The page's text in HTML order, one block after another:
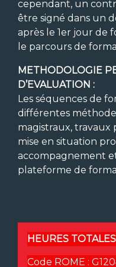
cependant, un
être signé dans un
après le 1er jour de
le parcours de
METHODOLOGIE
D’EVALUATION :
Les séquences de
différentes
magistraux, travaux
mise en situation
accompagnement
plateforme de
HEURES
Code ROME :